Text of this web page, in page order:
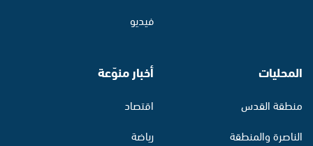
فيديو
المحليات
منطقة القدس
الناصرة والمنطقة
أخبار منوّعة
اقتصاد
رياضة